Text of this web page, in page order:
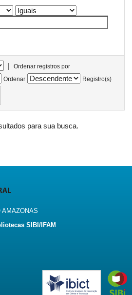
|
Ordenar registros por
Ordenar
Registro(s)
para sua busca.
AMAZONAS
SIBI/IFAM